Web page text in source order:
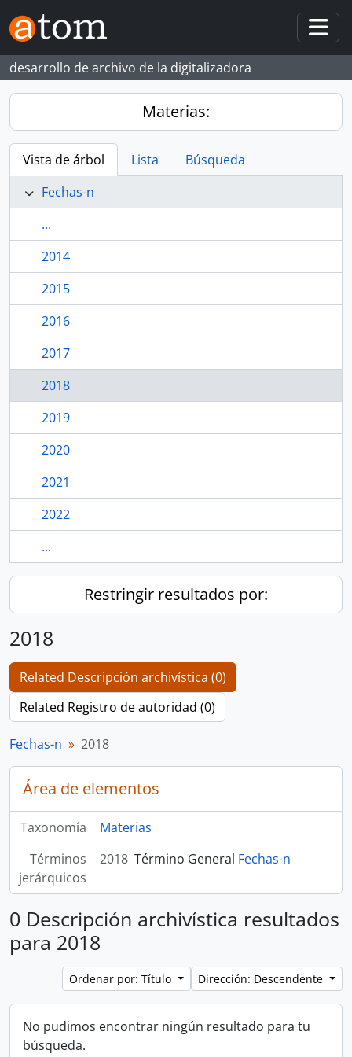
Skip to main content
desarrollo de archivo de la digitalizadora
Materias:
Vista de árbol Lista
Búsqueda
Fechas-n
...
2014
2015
2016
2017
2018
2019
2020
2021
2022
...
Restringir resultados por:
2018
Related Descripción archivística (0)
Related Registro de autoridad (0)
Fechas-n 2018
Área de elementos
Taxonomía
Materias
Términos
jerárquicos
2018 Término General Fechas-n
0 Descripción archivística resultados
para 2018
Ordenar por: Título Dirección: Descendente
No pudimos encontrar ningún resultado para tu
búsqueda.